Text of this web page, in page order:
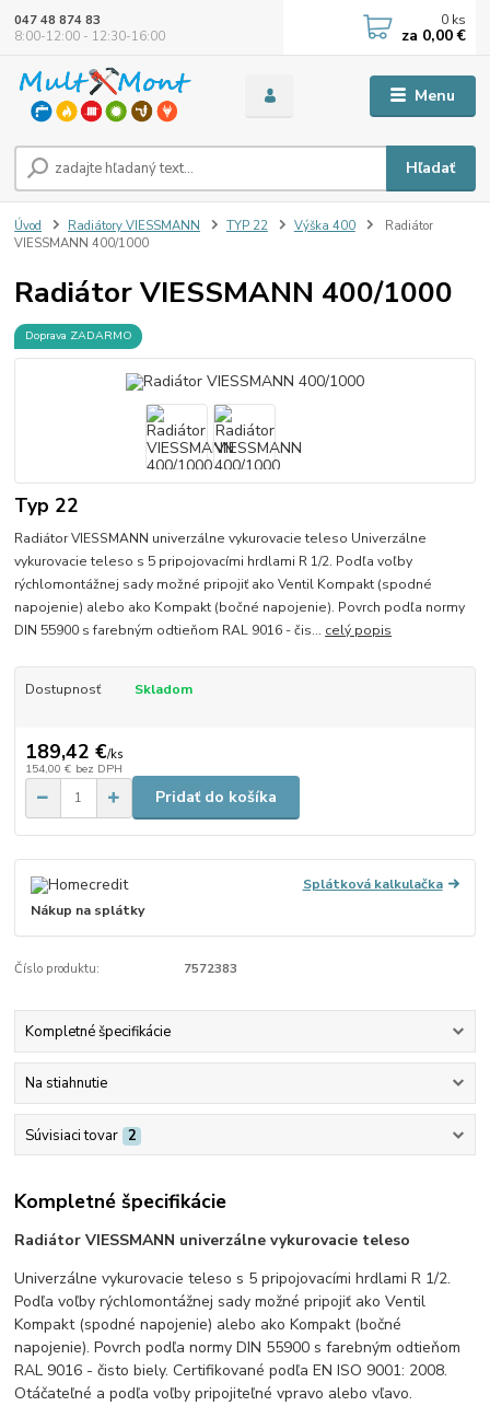
Menu
Hľadať
047 48 874 83
8:00-12:00 - 12:30-16:00
0 ks
za 0,00 €
Úvod Radiátory VIESSMANN TYP 22 Výška 400
Radiátor
VIESSMANN 400/1000
Radiátor VIESSMANN 400/1000
Doprava ZADARMO
Typ 22
Radiátor VIESSMANN univerzálne vykurovacie teleso Univerzálne
vykurovacie teleso s 5 pripojovacími hrdlami R 1/2. Podľa voľby
rýchlomontážnej sady možné pripojiť ako Ventil Kompakt (spodné
napojenie) alebo ako Kompakt (bočné napojenie). Povrch podľa normy
DIN 55900 s farebným odtieňom RAL 9016 - čis... celý popis
Dostupnosť Skladom
189,42 €/ks
154,00 € bez DPH
Pridať do košíka
Splátková kalkulačka
Nákup na splátky
Číslo produktu: 7572383
Kompletné špecifikácie
Na stiahnutie
Súvisiaci tovar 2
Kompletné špecifikácie
Radiátor VIESSMANN univerzálne vykurovacie teleso
Univerzálne vykurovacie teleso s 5 pripojovacími hrdlami R 1/2.
Podľa voľby rýchlomontážnej sady možné pripojiť ako Ventil
Kompakt (spodné napojenie) alebo ako Kompakt (bočné
napojenie). Povrch podľa normy DIN 55900 s farebným odtieňom
RAL 9016 - čisto biely. Certifikované podľa EN ISO 9001: 2008.
Otáčateľné a podľa voľby pripojiteľné vpravo alebo vľavo.